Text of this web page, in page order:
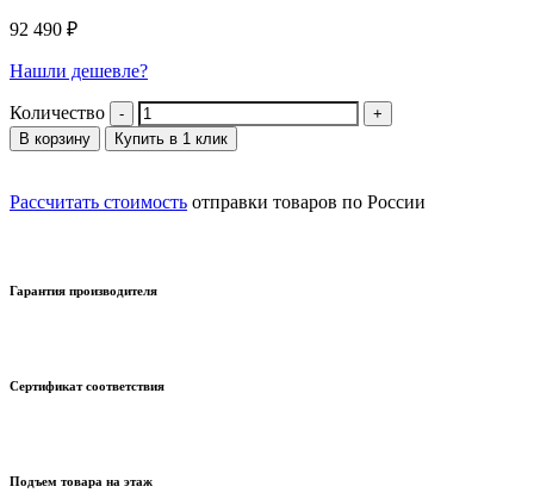
92 490 ₽
Нашли дешевле?
Количество
В корзину Купить в 1 клик
Рассчитать стоимость отправки товаров по России
Гарантия производителя
Сертификат соответствия
Подъем товара на этаж